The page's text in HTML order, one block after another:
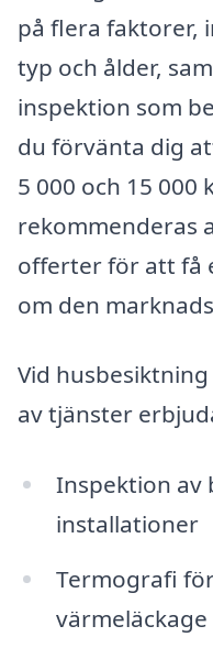
på flera faktorer,
typ och ålder,
inspektion som
du förvänta dig
5 000 och 15 000
rekommenderas
offerter för att få
om den
Vid
av tjänster
Inspektion av
installationer
Termografi
värmeläckage